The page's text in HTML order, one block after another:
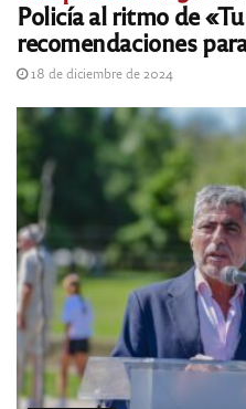
Policía al ritmo de
recomendaciones
18 de diciembre de 2024